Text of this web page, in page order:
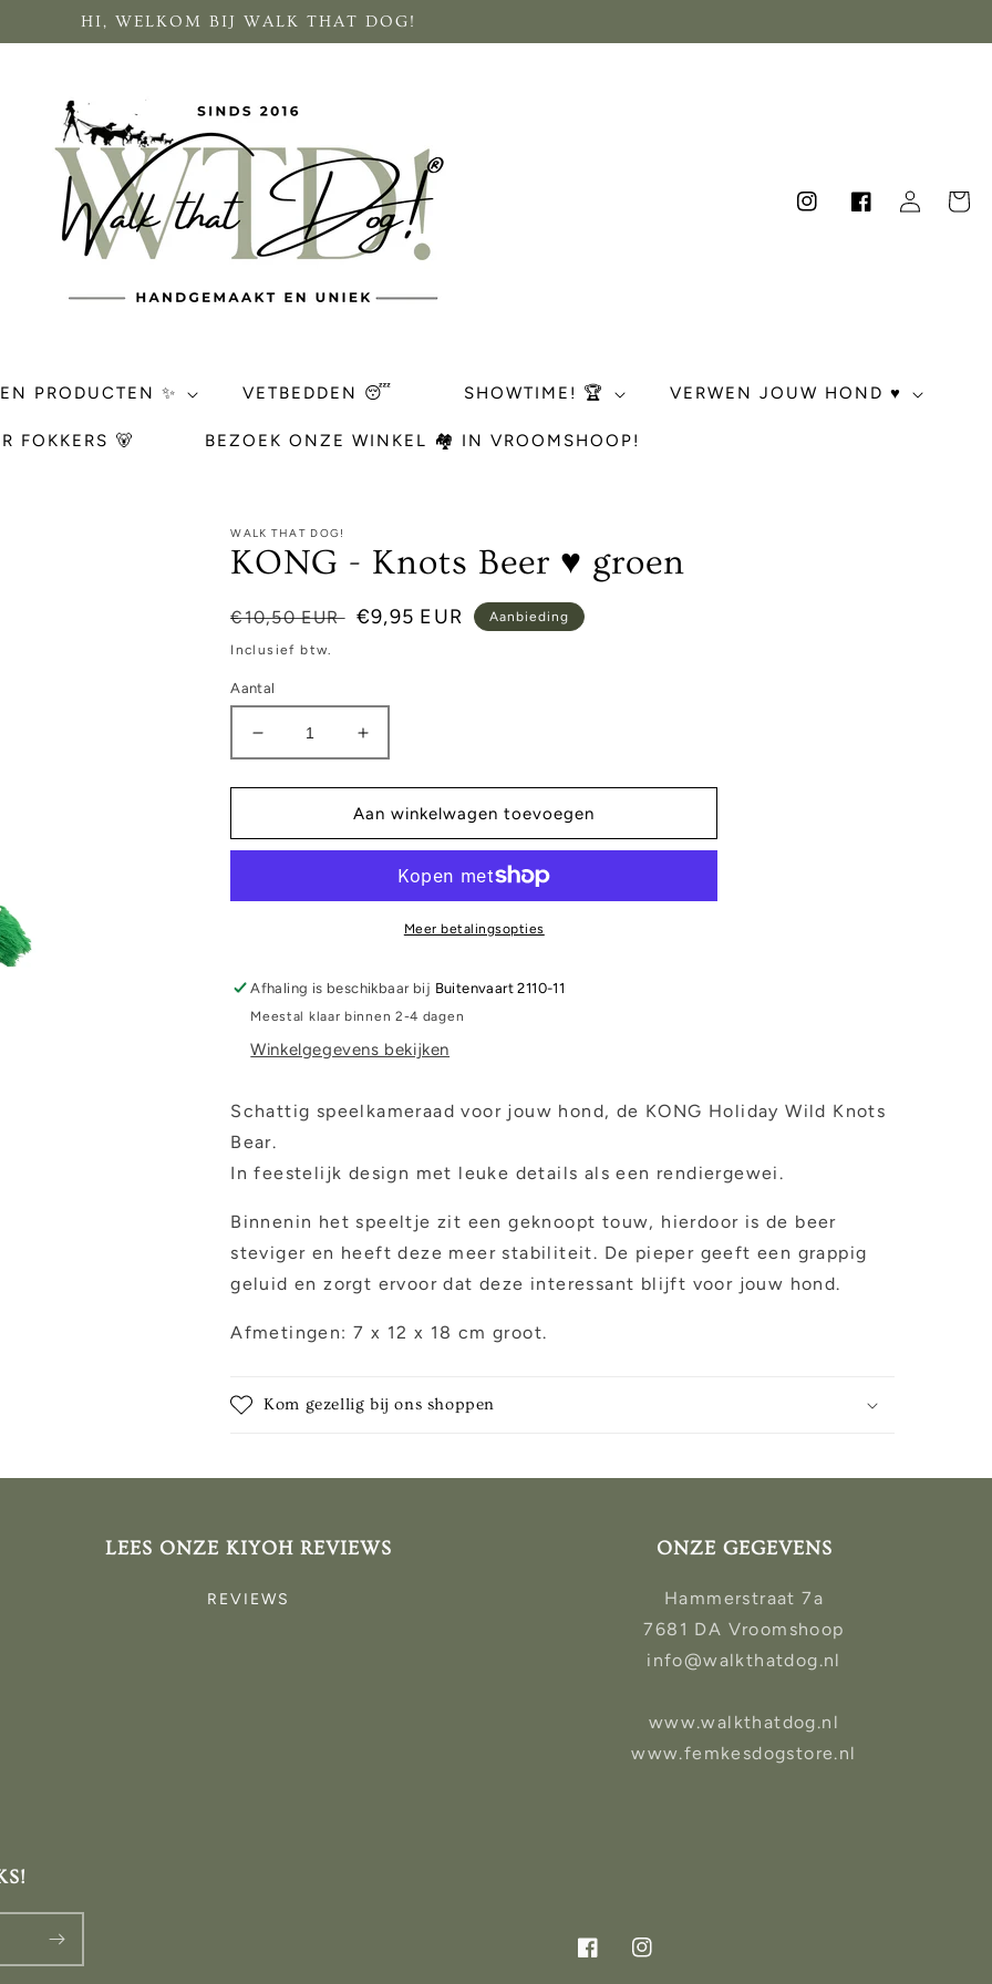
HI, WELKOM BIJ WALK THAT DOG!
PRODUCTEN ✨ VETBEDDEN 😴 SHOWTIME! 🏆 VERWEN JOUW HOND ♥️
FOKKERS 🐻 BEZOEK ONZE WINKEL 🏘 IN VROOMSHOOP!
InstagramFacebook
Inloggen
WALK THAT DOG!
KONG - Knots Beer ♥ groen
Normale
prijs
€10,50 EUR Aanbiedingsprijs
€9,95 EUR Aanbieding
Inclusief btw.
Aantal
Aantal
verlagen
voor
-
♥
Aantal
verhogen
voor
KONG
-
Beer
♥
groen
Aan winkelwagen toevoegen
Meer betalingsopties
Afhaling is beschikbaar bij Buitenvaart 2110-11
Meestal klaar binnen 2-4 dagen
Winkelgegevens bekijken
Schattig speelkameraad voor jouw hond, de KONG Holiday Wild Knots
Bear.
In feestelijk design met leuke details als een rendiergewei.
Binnenin het speeltje zit een geknoopt touw, hierdoor is de beer
steviger en heeft deze meer stabiliteit. De pieper geeft een grappig
geluid en zorgt ervoor dat deze interessant blijft voor jouw hond.
Afmetingen: 7 x 12 x 18 cm groot.
Kom gezellig bij ons shoppen
LEES ONZE KIYOH REVIEWS
REVIEWS
ONZE GEGEVENS
Hammerstraat 7a
7681 DA Vroomshoop
info@walkthatdog.nl
www.walkthatdog.nl
www.femkesdogstore.nl
FacebookInstagram